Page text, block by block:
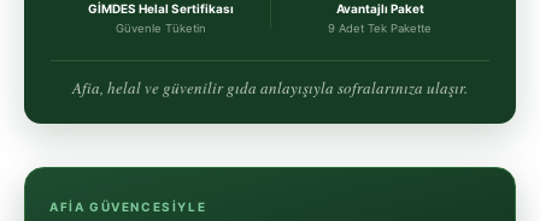
GİMDES Helal Sertifikası
Güvenle Tüketin
Avantajlı Paket
9 Adet Tek Pakette
Afia, helal ve güvenilir gıda anlayışıyla sofralarınıza ulaşır.
AFIA GÜVENCESIYLE